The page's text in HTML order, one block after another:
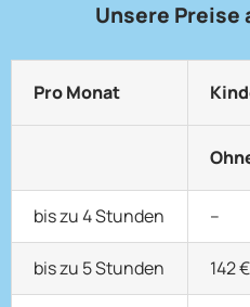
Unsere Preise
Pro Monat
bis zu 4 Stunden –
bis zu 5 Stunden 142